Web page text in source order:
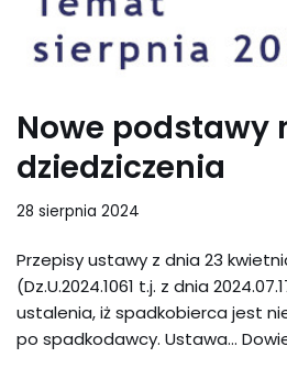
Nowe podstawy
dziedziczenia
28 sierpnia 2024
Przepisy ustawy z dnia 23
(Dz.U.2024.1061 t.j. z dnia
ustalenia, iż spadkobierca jest
po spadkodawcy. Ustawa…